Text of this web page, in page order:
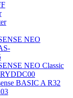
NEO
NEO Classic
BASIC A R32